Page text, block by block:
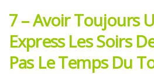
7 – Avoir Toujours
Express Les Soirs
Pas Le Temps Du